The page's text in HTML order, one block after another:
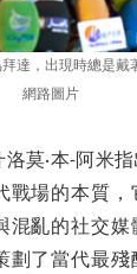
達，出現時總是戴
網路圖片
莫·本-阿米
戰場的本質，
混亂的社交媒
劃了當代最殘